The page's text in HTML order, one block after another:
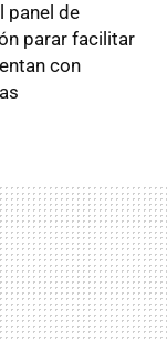
panel de
parar facilitar
con